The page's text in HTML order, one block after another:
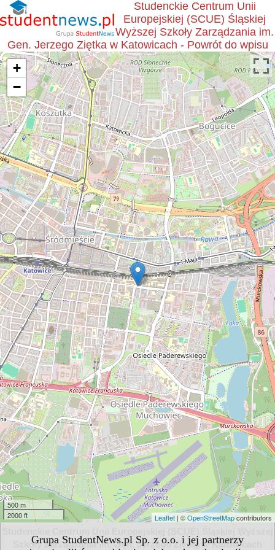
Grupa StudentNews.pl Sp. z o.o. i jej partnerzy
Studenckie Centrum Unii
Europejskiej (SCUE) Śląskiej
Wyższej Szkoły Zarządzania im.
Gen. Jerzego Ziętka w Katowicach - Powrót do wpisu
+
−
500 m
2000 ft
Leaflet| ©OpenStreetMapcontributors
Szkoły Zarządzania im. Gen. Jerzego Ziętka w Katowicach